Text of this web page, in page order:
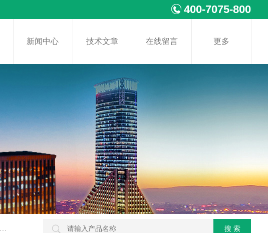
400-7075-800
新闻中心 技术文章 在线留言 更多